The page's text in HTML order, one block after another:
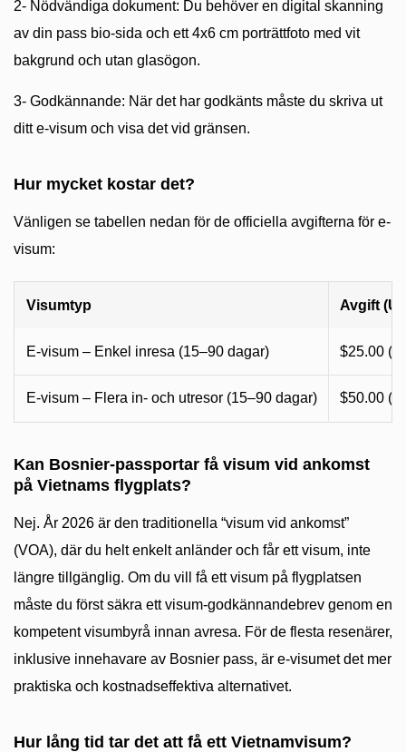
2- Nödvändiga dokument: Du behöver en digital skanning
av din pass bio-sida och ett 4x6 cm porträttfoto med vit
bakgrund och utan glasögon.
3- Godkännande: När det har godkänts måste du skriva ut
ditt e-visum och visa det vid gränsen.
Hur mycket kostar det?
Vänligen se tabellen nedan för de officiella avgifterna för e-
visum:
Visumtyp Avgift
E-visum – Enkel inresa (15–90 dagar) $25.00
E-visum – Flera in- och utresor (15–90 dagar) $50.00
Kan Bosnier-passportar få visum vid ankomst
på Vietnams flygplats?
Nej. År 2026 är den traditionella “visum vid ankomst”
(VOA), där du helt enkelt anländer och får ett visum, inte
längre tillgänglig. Om du vill få ett visum på flygplatsen
måste du först säkra ett visum-godkännandebrev genom en
kompetent visumbyrå innan avresa. För de flesta resenärer,
inklusive innehavare av Bosnier pass, är e-visumet det mer
praktiska och kostnadseffektiva alternativet.
Hur lång tid tar det att få ett Vietnamvisum?